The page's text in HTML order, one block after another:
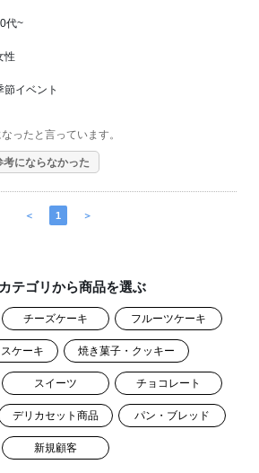
代~
性
節イベント
ったと言っています。
考にならなかった
＜ 1 ＞
テゴリから商品を選ぶ
チーズケーキ フルーツケーキ
ケーキ 焼き菓子・クッキー
スイーツ チョコレート
デリカセット商品 パン・ブレッド
新規顧客